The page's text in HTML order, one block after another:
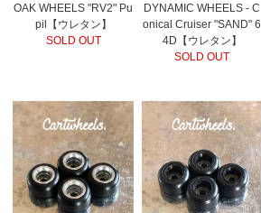
OAK WHEELS "RV2" Pu
pil【ウレタン】
SOLD OUT
DYNAMIC WHEELS - C
onical Cruiser "SAND" 6
4D【ウレタン】
SOLD OUT